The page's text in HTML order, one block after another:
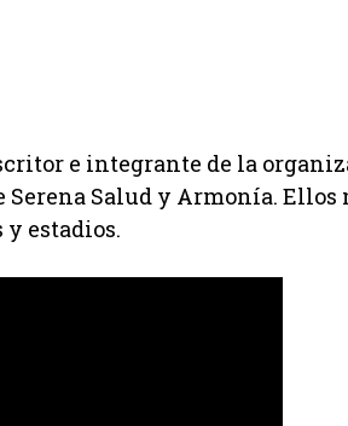
e integrante de la
Salud y Armonía. Ellos
estadios.